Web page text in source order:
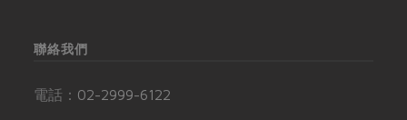
聯絡我們
電話： 02-2999-6122